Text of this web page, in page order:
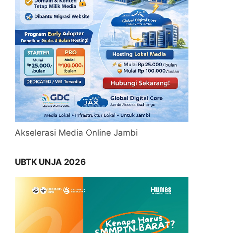
Akselerasi Media Online Jambi
UBTK UNJA 2026